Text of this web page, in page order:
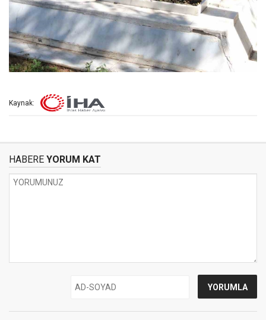
Kaynak:
HABERE YORUM KAT